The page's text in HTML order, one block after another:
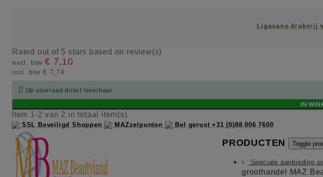
Ligasano drukvrij
Rated out of 5 stars based on review(s)
excl. btw € 7,10
incl. btw € 7,74
 Op voorraad direct leverbaar
IN
Item 1-2 van 2 in totaal item(s)
SSL Beveiligd Shoppen MAZzelpunten Bel gerust +31 (0)88 006 7600
PRODUCTEN Toggle
Speciale aanbieding
groothandel MAZ